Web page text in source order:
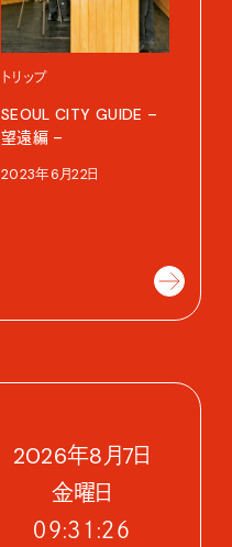
トリップ
SEOUL CITY GUIDE –
望遠編 –
2023年6月22日
2026年8月7日
金曜日
０９:３１:２７